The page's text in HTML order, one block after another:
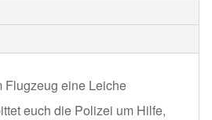
Flugzeug eine Leiche
euch die Polizei um Hilfe,